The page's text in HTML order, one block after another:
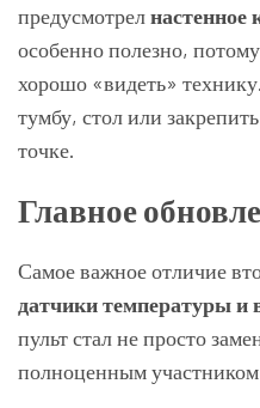
предусмотрелнастенное
особенно полезно,
хорошо «видеть»
тумбу, стол или
точке.
Главное
Самое важное отличие
датчики температуры и
пульт стал не просто
полноценным